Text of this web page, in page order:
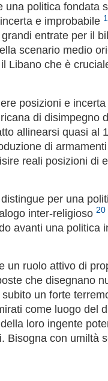
politica fondata
e improbabile
entrate per il
scenario medio
Libano che è
posizioni e
di disimpegno
allinearsi quasi al
di
reali posizioni di
per una
inter-religioso 20
avanti una politica
un ruolo attivo di
che disegnano
un forte
come luogo del
loro ingente
Bisogna con umiltà